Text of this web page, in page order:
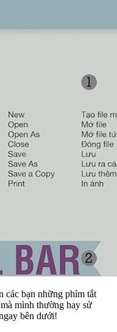
các bạn những phím tắt
mình thường hay sử
bên dưới!